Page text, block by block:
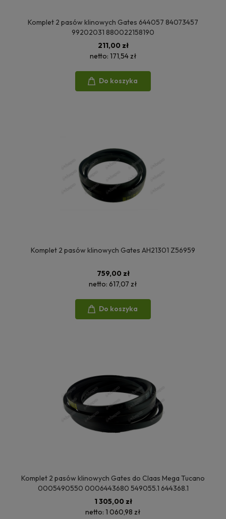
Komplet 2 pasów klinowych Gates 644057 84073457
99202031 880022158190
211,00 zł
netto: 171,54 zł
Do koszyka
Komplet 2 pasów klinowych Gates AH21301 Z56959
759,00 zł
netto: 617,07 zł
Do koszyka
Komplet 2 pasów klinowych Gates do Claas Mega Tucano
0005490550 0006443680 549055.1 644368.1
1 305,00 zł
netto: 1 060,98 zł